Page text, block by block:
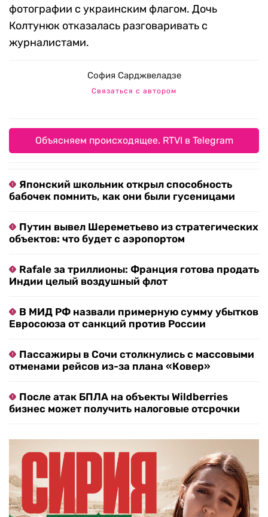
фотографии с украинским флагом. Дочь
Колтунюк отказалась разговаривать с
журналистами.
София Сарджвеладзе
Связаться с автором
Объясняем происходящее. RTVI в Telegram
Японский школьник открыл способность
бабочек помнить, как они были гусеницами
Путин вывел Шереметьево из стратегических
объектов: что будет с аэропортом
Rafale за триллионы: Франция готова продать
Индии целый воздушный флот
В МИД РФ назвали примерную сумму убытков
Евросоюза от санкций против России
Пассажиры в Сочи столкнулись с массовыми
отменами рейсов из-за плана «Ковер»
После атак БПЛА на объекты Wildberries
бизнес может получить налоговые отсрочки